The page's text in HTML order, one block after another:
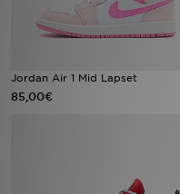
Jordan Air 1 Mid Lapset
85,00€
Minun viestini